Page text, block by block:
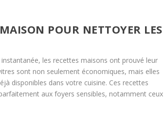
POUR NETTOYER LES
les recettes maisons ont prouvé leur
sont non seulement économiques, mais elles
disponibles dans votre cuisine. Ces recettes
aux foyers sensibles, notamment ceux